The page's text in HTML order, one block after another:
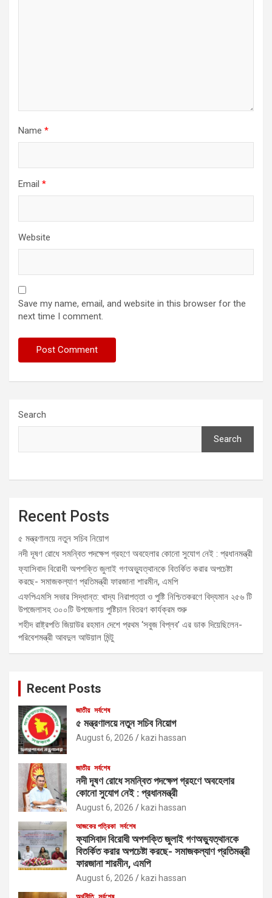
Name *
Email *
Website
Save my name, email, and website in this browser for the
next time I comment.
Search
Search
Recent Posts
৫ মন্ত্রণালয়ে নতুন সচিব নিয়োগ
নদী দূষণ রোধে সমন্বিত পদক্ষেপ গ্রহণে অবহেলার কোনো সুযোগ নেই : প্রধানমন্ত্রী
ফ্যাসিবাদ বিরোধী অপশক্তি জুলাই গণঅভ্যুত্থানকে বিতর্কিত করার অপচেষ্টা
করছে- সমাজকল্যাণ প্রতিমন্ত্রী ফারজানা শারমীন, এমপি
এফপিএমসি সভার সিদ্ধান্ত: খাদ্য নিরাপত্তা ও পুষ্টি নিশ্চিতকরণে বিদ্যমান ২৫৬ টি
উপজেলাসহ ৩০০টি উপজেলায় পুষ্টিচাল বিতরণ কার্যক্রম শুরু
শহীদ রাষ্ট্রপতি জিয়াউর রহমান দেশে প্রথম ‘সবুজ বিপ্লব’ এর ডাক দিয়েছিলেন-
পরিবেশমন্ত্রী আবদুল আউয়াল মিন্টু
Recent Posts
জাতীয় সর্বশেষ
৫ মন্ত্রণালয়ে নতুন সচিব নিয়োগ
August 6, 2026 kazi hassan
জাতীয় সর্বশেষ
নদী দূষণ রোধে সমন্বিত পদক্ষেপ গ্রহণে অবহেলার
কোনো সুযোগ নেই : প্রধানমন্ত্রী
August 6, 2026 kazi hassan
আজকের পত্রিকা সর্বশেষ
ফ্যাসিবাদ বিরোধী অপশক্তি জুলাই গণঅভ্যুত্থানকে
বিতর্কিত করার অপচেষ্টা করছে- সমাজকল্যাণ প্রতিমন্ত্রী
ফারজানা শারমীন, এমপি
August 6, 2026 kazi hassan